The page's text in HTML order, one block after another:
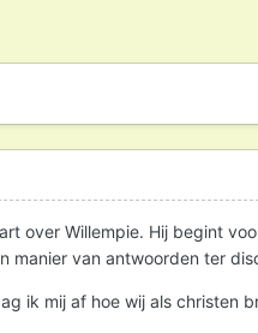
over Willempie. Hij begint
manier van antwoorden ter
ik mij af hoe wij als christen